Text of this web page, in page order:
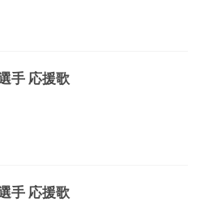
手 応援歌
手 応援歌